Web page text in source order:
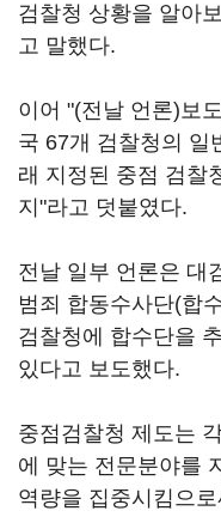
검찰청 상황을 알아
고 말했다.
이어 "(전날 언론)보
국 67개 검찰청의 일
래 지정된 중점 검찰
지"라고 덧붙였다.
전날 일부 언론은 대
범죄 합동수사단(합
검찰청에 합수단을
있다고 보도했다.
중점검찰청 제도는
에 맞는 전문분야를
역량을 집중시킴으